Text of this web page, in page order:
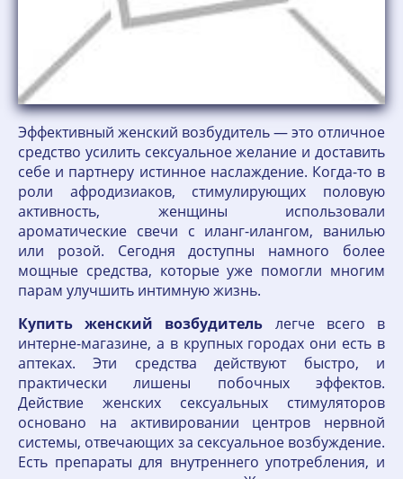
Эффективный женский возбудитель — это отличное
средство усилить сексуальное желание и доставить
себе и партнеру истинное наслаждение. Когда-то в
роли афродизиаков, стимулирующих половую
активность, женщины использовали
ароматические свечи с иланг-илангом, ванилью
или розой. Сегодня доступны намного более
мощные средства, которые уже помогли многим
парам улучшить интимную жизнь.
Купить
женский возбудитель легче всего в
интерне-магазине, а в крупных городах они есть в
аптеках. Эти средства действуют быстро, и
практически лишены побочных эффектов.
Действие женских сексуальных стимуляторов
основано на активировании центров нервной
системы, отвечающих за сексуальное возбуждение.
Есть препараты для внутреннего употребления, и